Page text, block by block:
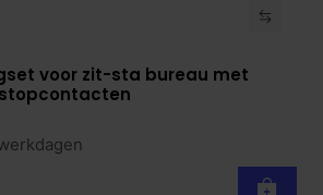
voor zit-sta bureau met